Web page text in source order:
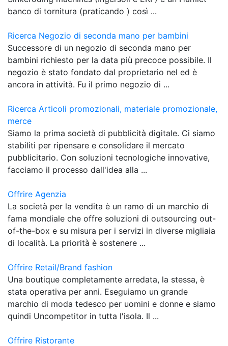
banco di tornitura (praticando ) così ...
Ricerca Negozio di seconda mano per bambini
Successore di un negozio di seconda mano per
bambini richiesto per la data più precoce possibile. Il
negozio è stato fondato dal proprietario nel ed è
ancora in attività. Fu il primo negozio di ...
Ricerca Articoli promozionali, materiale promozionale,
merce
Siamo la prima società di pubblicità digitale. Ci siamo
stabiliti per ripensare e consolidare il mercato
pubblicitario. Con soluzioni tecnologiche innovative,
facciamo il processo dall'idea alla ...
Offrire Agenzia
La società per la vendita è un ramo di un marchio di
fama mondiale che offre soluzioni di outsourcing out-
of-the-box e su misura per i servizi in diverse migliaia
di località. La priorità è sostenere ...
Offrire Retail/Brand fashion
Una boutique completamente arredata, la stessa, è
stata operativa per anni. Eseguiamo un grande
marchio di moda tedesco per uomini e donne e siamo
quindi Uncompetitor in tutta l'isola. Il ...
Offrire Ristorante